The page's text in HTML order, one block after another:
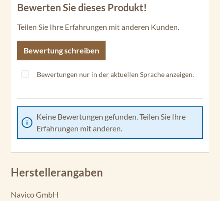
Durchschnittliche Bewertung von 0 von 5 Sternen
Bewerten Sie dieses Produkt!
Teilen Sie Ihre Erfahrungen mit anderen Kunden.
Bewertung schreiben
Bewertungen nur in der aktuellen Sprache anzeigen.
Keine Bewertungen gefunden. Teilen Sie Ihre
Erfahrungen mit anderen.
Herstellerangaben
Navico GmbH